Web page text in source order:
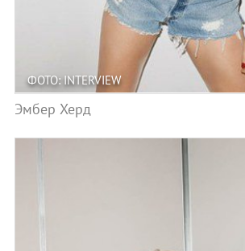
ФОТО: INTERVIEW
Эмбер Херд